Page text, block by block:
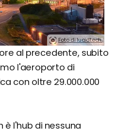
Foto di lucidtech.
al precedente, subito
l'aeroporto di
con oltre 29.000.000
l'hub di nessuna